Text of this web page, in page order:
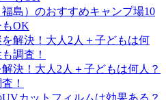
島）のおすすめキャンプ場10
OK
決！大人2人＋子どもは何人？
！